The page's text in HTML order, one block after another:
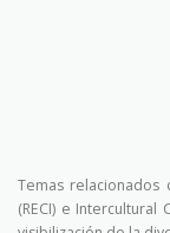
Temas relacionados
(RECI) e Intercultural